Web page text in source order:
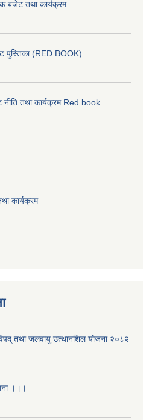
बजेट तथा कार्यक्रम
पुस्तिका (RED BOOK)
तथा कार्यक्रम Red book
कार्यक्रम
तथा जलवायु उत्थानशिल याेजना २०८२
।।।